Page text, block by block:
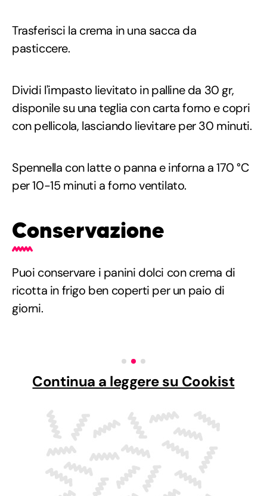
Trasferisci la crema in una sacca da
pasticcere.
Dividi l'impasto lievitato in palline da 30 gr,
disponile su una teglia con carta forno e copri
con pellicola, lasciando lievitare per 30 minuti.
Spennella con latte o panna e inforna a 170 °C
per 10-15 minuti a forno ventilato.
Conservazione
Puoi conservare i panini dolci con crema di
ricotta in frigo ben coperti per un paio di
giorni.
Continua a leggere su Cookist